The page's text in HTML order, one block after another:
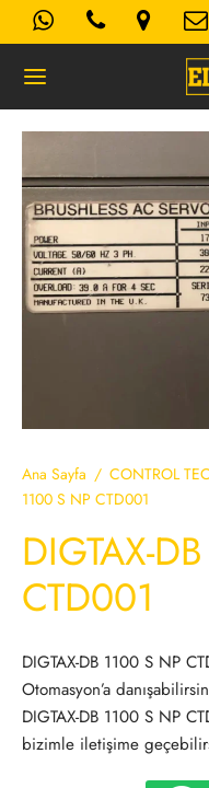
Ana Sayfa / CONTROL
1100 S NP CTD001
DIGTAX-
CTD001
DIGTAX-DB 1100 S NP
Otomasyon’a
DIGTAX-DB 1100 S NP
bizimle iletişime
Geri
AYDINLATMA METNI
Koşulları